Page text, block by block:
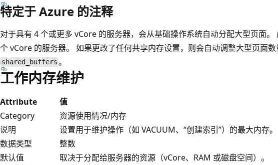
特定于 Azure 的注释
对于具有 4 个或更多 vCore 的服务器，会从基础操作系统自动分配大型页面
个 vCore 的服务器。 如果更改了任何共享内存设置，则会自动调整大型页面
shared_buffers 。
工作内存维护
Attribute
值
Category
资源使用情况/内存
说明
设置用于维护操作（如 VACUUM、“创建索引”）的最大内存。
数据类型
整数
默认值
取决于分配给服务器的资源（vCore、RAM 或磁盘空间）。